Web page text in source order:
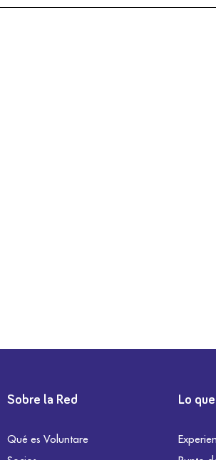
Sobre la Red
Qué es Voluntare
Lo